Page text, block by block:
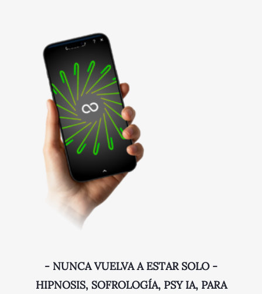
- NUNCA VUELVA A ESTAR SOLO -
HIPNOSIS, SOFROLOGÍA, PSY IA, PARA